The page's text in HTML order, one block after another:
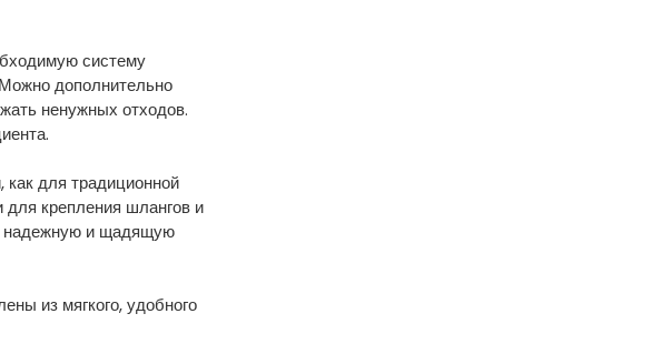
систему
дополнительно
ненужных отходов.
для традиционной
крепления шлангов и
надежную и щадящую
из мягкого, удобного